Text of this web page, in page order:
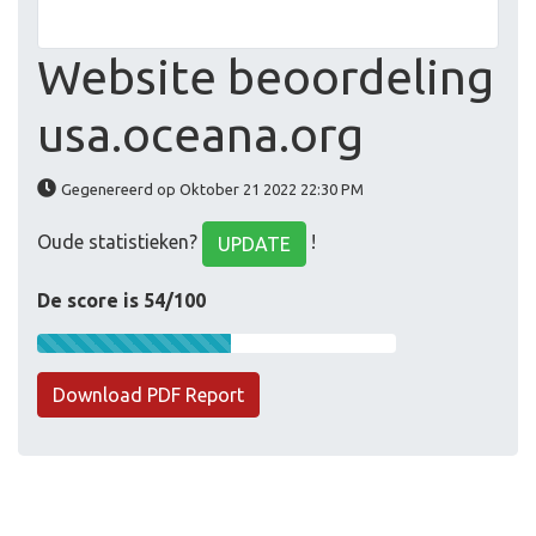
Website beoordeling
usa.oceana.org
Gegenereerd op Oktober 21 2022 22:30 PM
Oude statistieken? UPDATE !
De score is 54/100
Download PDF Report